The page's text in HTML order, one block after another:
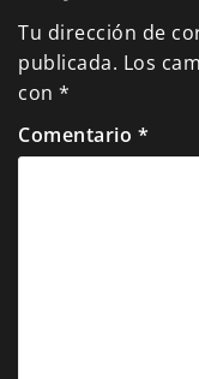
Tu dirección de
publicada. Los
con *
Comentario *